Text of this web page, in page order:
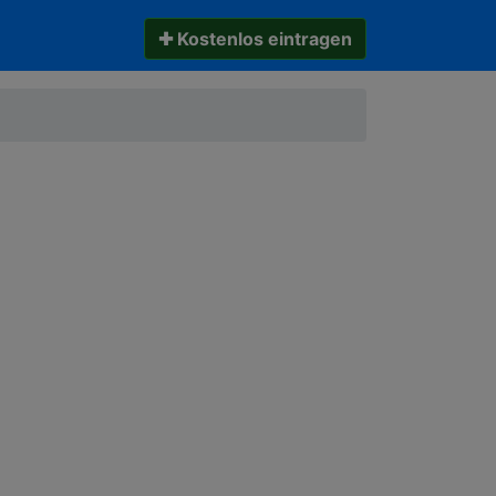
✚ Kostenlos eintragen